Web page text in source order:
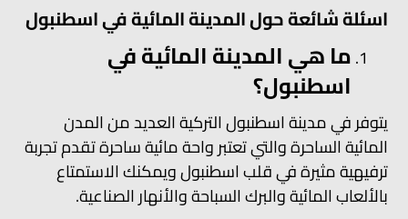
اسئلة شائعة حول المدينة المائية في اسطنبول
ما هي المدينة المائية في
اسطنبول؟
يتوفر في مدينة اسطنبول التركية العديد من المدن
المائية الساحرة والتي تعتبر واحة مائية ساحرة تقدم تجربة
ترفيهية مثيرة في قلب اسطنبول ويمكنك الاستمتاع
بالألعاب المائية والبرك السباحة والأنهار الصناعية.